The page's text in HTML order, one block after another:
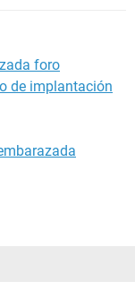
foro
de implantación